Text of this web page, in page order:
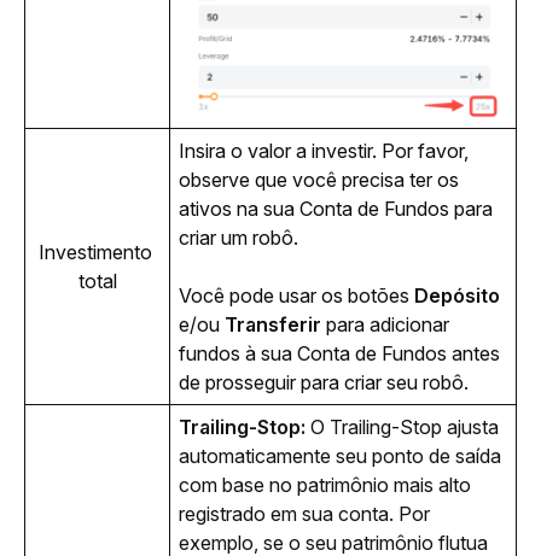
Investimento
total
Insira o valor a investir. Por favor,
observe que você precisa ter os
ativos na sua Conta de Fundos para
criar um robô.
Você pode usar os botões Depósito
e/ou Transferir para adicionar
fundos à sua Conta de Fundos antes
de prosseguir para criar seu robô.
Trailing-Stop: O Trailing-Stop ajusta
automaticamente seu ponto de saída
com base no patrimônio mais alto
registrado em sua conta. Por
exemplo, se o seu patrimônio flutua